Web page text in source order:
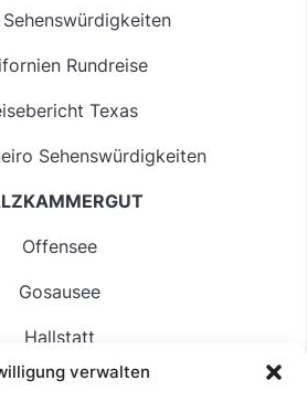
verwalten
Rundreise
Texas
Sehenswürdigkeiten
Offensee
Gosausee
Hallstatt
Langbathsee